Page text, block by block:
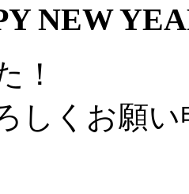
NEW
！
しくお願